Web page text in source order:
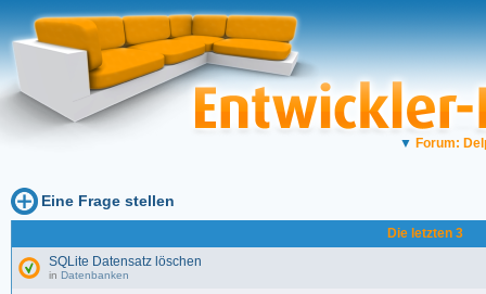
▼ Forum:
Eine Frage stellen
Die letzten 3
SQLite Datensatz löschen
in Datenbanken